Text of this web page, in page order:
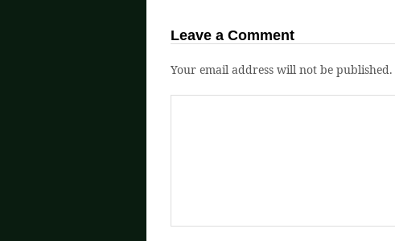
Leave a Comment
Your email address will not be published.